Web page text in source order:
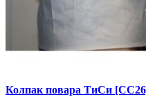
Колпак повара ТиСи